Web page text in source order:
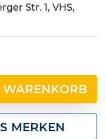
Str. 1, VHS,
MERKEN